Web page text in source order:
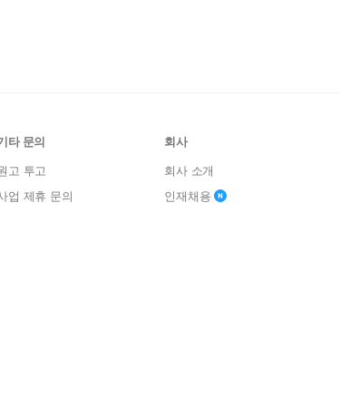
타 문의
고 투고
업 제휴 문의
회사
회사 소개
인재채용